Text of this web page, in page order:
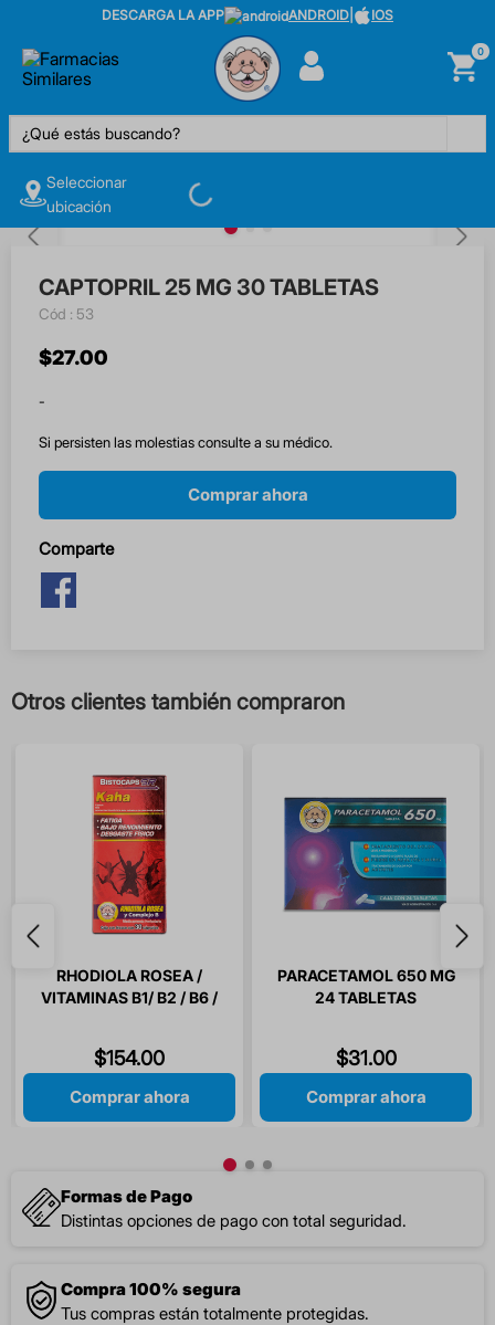
DESCARGA LA APP ANDROID IOS
0
¿Qué estás buscando?
Seleccionar
ubicación
CAPTOPRIL 25 MG 30 TABLETAS
: 53
$27.00
-
Si persisten las molestias consulte a su médico.
Comprar ahora
Comparte
Otros clientes también compraron
RHODIOLA ROSEA /
VITAMINAS B1/ B2 / B6 /
$154.00
Comprar ahora
PARACETAMOL 650 MG
24 TABLETAS
$31.00
Comprar ahora
Formas de Pago
Distintas opciones de pago con total seguridad.
Compra 100% segura
Tus compras están totalmente protegidas.